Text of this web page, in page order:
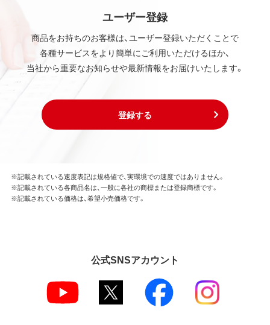
ユーザー登録
商品をお持ちのお客様は、ユーザー登録いただくことで
各種サービスをより簡単にご利用いただけるほか、
当社から重要なお知らせや最新情報をお届けいたします。
登録する
※記載されている速度表記は規格値で、実環境での速度ではありません。
※記載されている各商品名は、一般に各社の商標または登録商標です。
※記載されている価格は、希望小売価格です。
公式SNSアカウント